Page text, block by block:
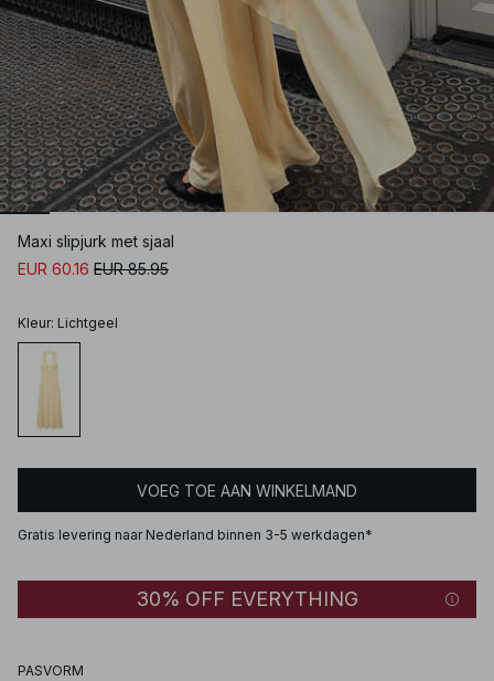
Maxi slipjurk met sjaal
EUR 60.16 EUR 85.95
Kleur: Lichtgeel
VOEG TOE AAN WINKELMAND
Gratis levering naar Nederland binnen 3-5 werkdagen*
30% OFF EVERYTHING
PASVORM